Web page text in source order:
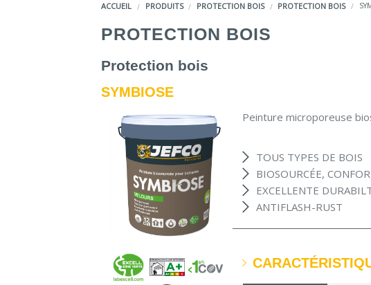
ACCUEIL PRODUITS PROTECTION BOIS PROTECTION BOIS
PROTECTION BOIS
Protection bois
SYMBIOSE
Peinture microporeuse
TOUS TYPES DE BOIS
BIOSOURCÉE,
EXCELLENTE
ANTIFLASH-RUST